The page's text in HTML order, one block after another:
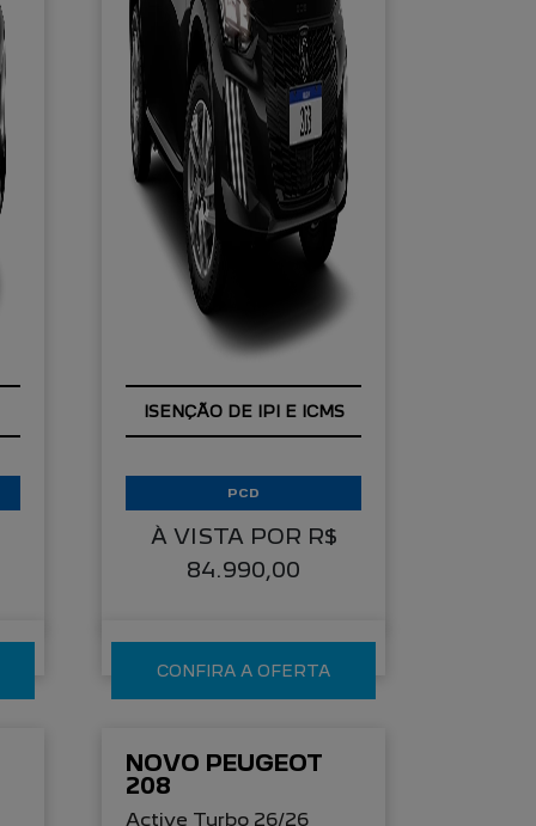
ISENÇÃO DE IPI E ICMS
À VISTA POR R$
84.990,00
PCD
CONFIRA A OFERTA
NOVO PEUGEOT
208
Active Turbo 26/26